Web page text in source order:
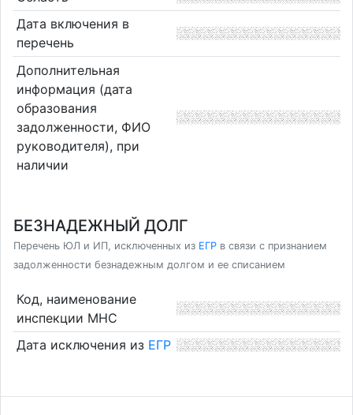
Дата включения в
перечень
Дополнительная
информация (дата
образования
задолженности, ФИО
руководителя), при
наличии
БЕЗНАДЕЖНЫЙ ДОЛГ
Перечень ЮЛ и ИП, исключенных из ЕГР в связи с признанием
задолженности безнадежным долгом и ее списанием
Код, наименование
инспекции МНС
Дата исключения из ЕГР